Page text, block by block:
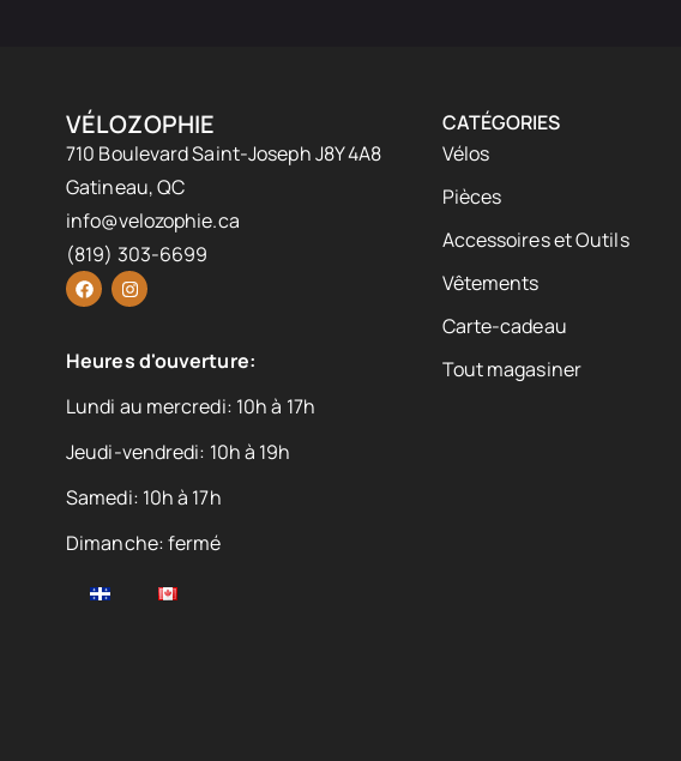
VÉLOZOPHIE
710 Boulevard Saint-Joseph J8Y 4A8
Gatineau, QC
info@velozophie.ca
(819) 303-6699
Heures d'ouverture:
Lundi au mercredi: 10h à 17h
Jeudi-vendredi: 10h à 19h
Samedi: 10h à 17h
Dimanche: fermé
CATÉGORIES
Vélos
Pièces
Accessoires et Outils
Vêtements
Carte-cadeau
Tout magasiner